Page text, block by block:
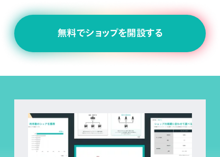
無料でショップを開設する